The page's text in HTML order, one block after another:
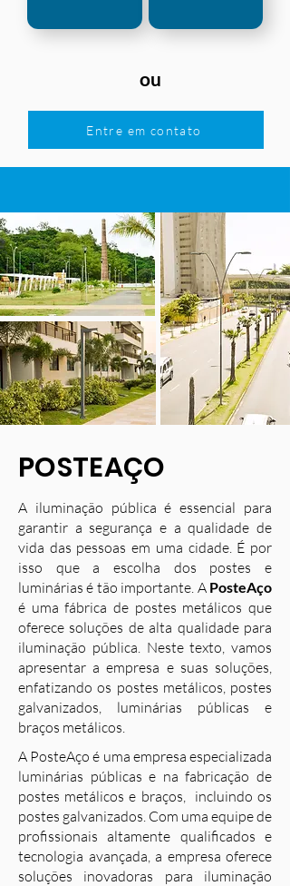
ou
Entre em contato
POSTEAÇO
A iluminação pública é essencial para
garantir a segurança e a qualidade de
vida das pessoas em uma cidade. É por
isso que a escolha dos postes e
luminárias é tão importante. A PosteAço
é uma fábrica de postes metálicos que
oferece soluções de alta qualidade para
iluminação pública. Neste texto, vamos
apresentar a empresa e suas soluções,
enfatizando os postes metálicos, postes
galvanizados, luminárias públicas e
braços metálicos.
A PosteAço é uma empresa especializada
luminárias públicas e na fabricação de
postes metálicos e braços, incluindo os
postes galvanizados. Com uma equipe de
profissionais altamente qualificados e
tecnologia avançada, a empresa oferece
soluções inovadoras para iluminação